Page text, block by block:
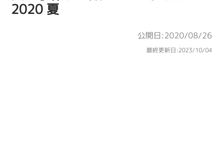
2020 夏
公開日:2020/08/26
最終更新日:2023/10/04